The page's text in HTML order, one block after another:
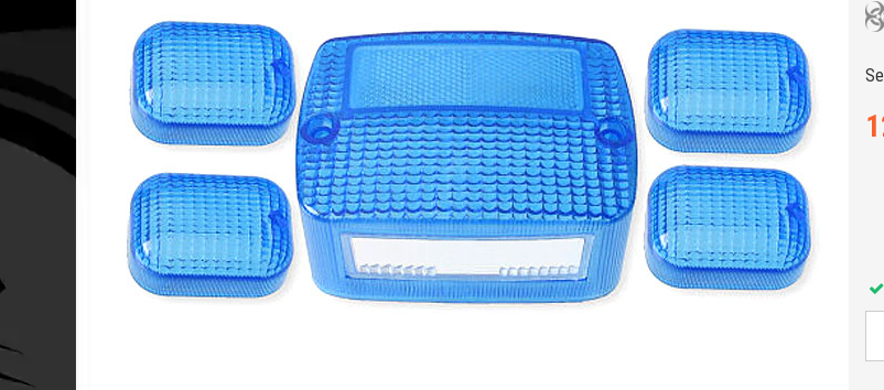
När du valt kommer butiken visa delar för vald moped och